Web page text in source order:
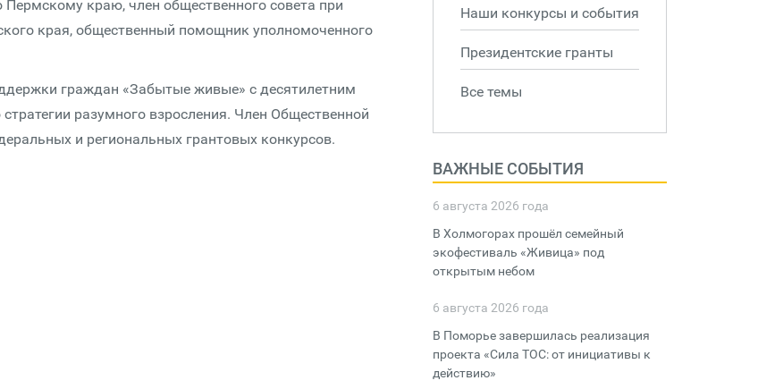
краю, член общественного совета при
края, общественный помощник уполномоченного
граждан «Забытые живые» с десятилетним
разумного взросления. Член Общественной
и региональных грантовых конкурсов.
Наши конкурсы и события
Президентские гранты
Все темы
ВАЖНЫЕ СОБЫТИЯ
6 августа 2026 года
В Холмогорах прошёл семейный
экофестиваль «Живица» под
открытым небом
6 августа 2026 года
В Поморье завершилась реализация
проекта «Сила ТОС: от инициативы к
действию»